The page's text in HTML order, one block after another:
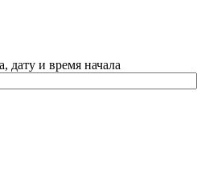
дату и время начала